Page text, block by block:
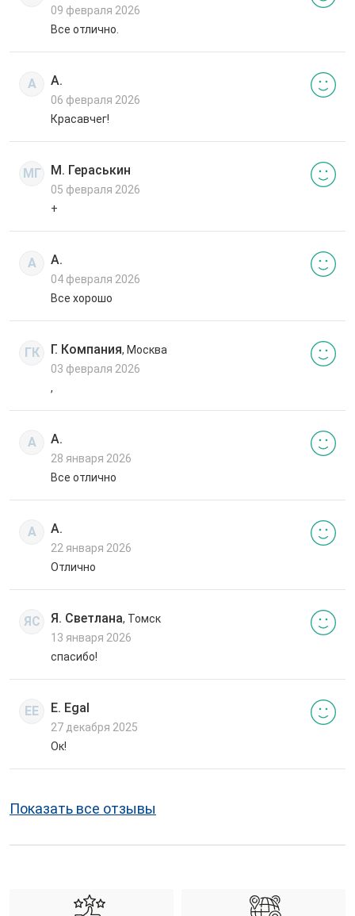
09 февраля 2026
Все отлично.
А А.
06 февраля 2026
Красавчег!
МГ М. Гераськин
05 февраля 2026
+
А А.
04 февраля 2026
Все хорошо
ГК Г. Компания, Москва
03 февраля 2026
,
А А.
28 января 2026
Все отлично
А А.
22 января 2026
Отлично
ЯС Я. Светлана, Томск
13 января 2026
спасибо!
EE E. Egal
27 декабря 2025
Ок!
Показать все отзывы